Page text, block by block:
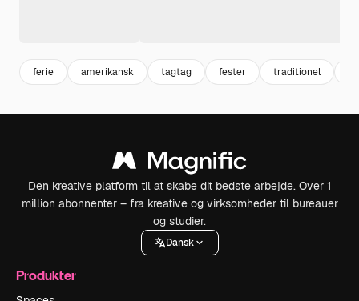
ferie amerikansk tagtag fester traditionel
Den kreative platform til at skabe dit bedste arbejde. Over 1
million abonnenter – fra kreative og virksomheder til bureauer
og studier.
Dansk
Produkter